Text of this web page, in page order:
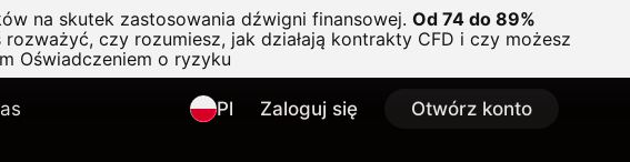
na skutek zastosowania dźwigni finansowej. Od 74 do 89%
rozważyć, czy rozumiesz, jak działają kontrakty CFD i czy możesz
Oświadczeniem o ryzyku
Pl Zaloguj się Otwórz konto